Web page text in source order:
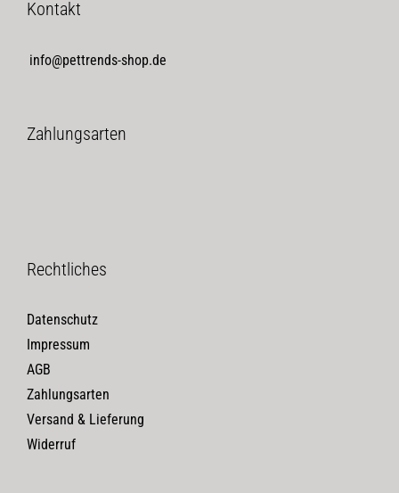
Kontakt
info@pettrends-shop.de
Zahlungsarten
Rechtliches
Datenschutz
Impressum
AGB
Zahlungsarten
Versand & Lieferung
Widerruf